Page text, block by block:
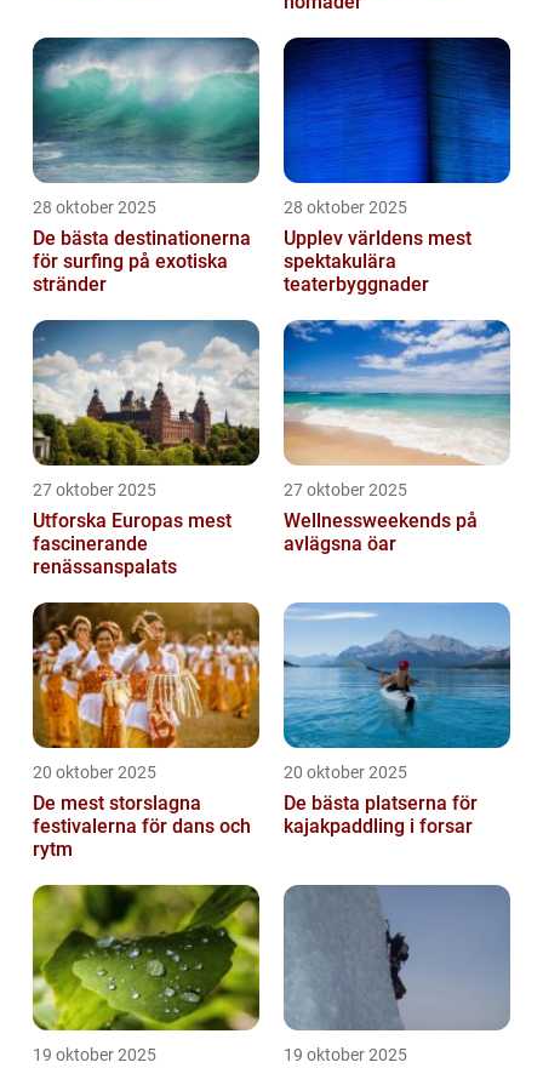
28 oktober 2025
De bästa destinationerna
för surfing på exotiska
stränder
28 oktober 2025
Upplev världens mest
spektakulära
teaterbyggnader
27 oktober 2025
Utforska Europas mest
fascinerande
renässanspalats
27 oktober 2025
Wellnessweekends på
avlägsna öar
20 oktober 2025
De mest storslagna
festivalerna för dans och
rytm
20 oktober 2025
De bästa platserna för
kajakpaddling i forsar
19 oktober 2025 19 oktober 2025